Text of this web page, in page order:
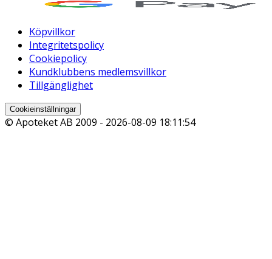
Köpvillkor
Integritetspolicy
Cookiepolicy
Kundklubbens medlemsvillkor
Tillgänglighet
Cookieinställningar
© Apoteket AB 2009 - 2026-08-09 18:11:54